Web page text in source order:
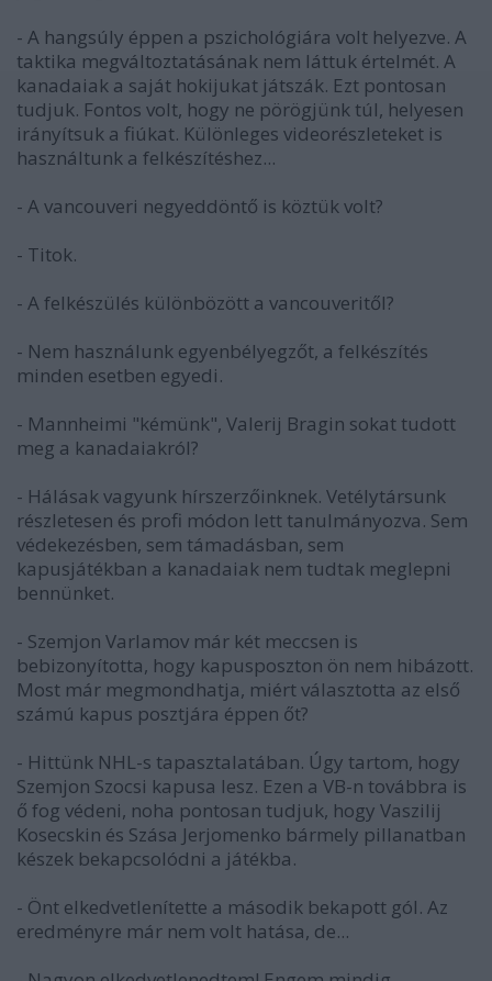
- A hangsúly éppen a pszichológiára volt helyezve. A
taktika megváltoztatásának nem láttuk értelmét. A
kanadaiak a saját hokijukat játszák. Ezt pontosan
tudjuk. Fontos volt, hogy ne pörögjünk túl, helyesen
irányítsuk a fiúkat. Különleges videorészleteket is
használtunk a felkészítéshez...
- A vancouveri negyeddöntő is köztük volt?
- Titok.
- A felkészülés különbözött a vancouveritől?
- Nem használunk egyenbélyegzőt, a felkészítés
minden esetben egyedi.
- Mannheimi "kémünk", Valerij Bragin sokat tudott
meg a kanadaiakról?
- Hálásak vagyunk hírszerzőinknek. Vetélytársunk
részletesen és profi módon lett tanulmányozva. Sem
védekezésben, sem támadásban, sem
kapusjátékban a kanadaiak nem tudtak meglepni
bennünket.
- Szemjon Varlamov már két meccsen is
bebizonyította, hogy kapusposzton ön nem hibázott.
Most már megmondhatja, miért választotta az első
számú kapus posztjára éppen őt?
- Hittünk NHL-s tapasztalatában. Úgy tartom, hogy
Szemjon Szocsi kapusa lesz. Ezen a VB-n továbbra is
ő fog védeni, noha pontosan tudjuk, hogy Vaszilij
Kosecskin és Szása Jerjomenko bármely pillanatban
készek bekapcsolódni a játékba.
- Önt elkedvetlenítette a második bekapott gól. Az
eredményre már nem volt hatása, de...